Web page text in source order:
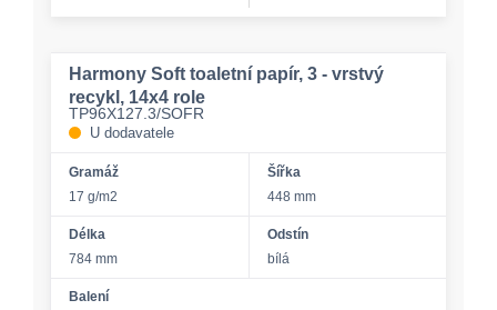
Harmony Soft toaletní papír, 3 - vrstvý
recykl, 14x4 role
TP96X127.3/SOFR
U dodavatele
Gramáž
17 g/m2
Šířka
448 mm
Délka
784 mm
Odstín
bílá
Balení